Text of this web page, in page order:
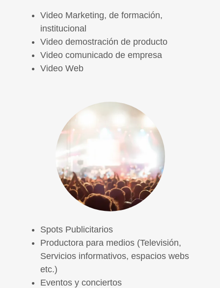
Video Marketing, de formación,
institucional
Video demostración de producto
Video comunicado de empresa
Video Web
Spots Publicitarios
Productora para medios (Televisión,
Servicios informativos, espacios webs
etc.)
Eventos y conciertos